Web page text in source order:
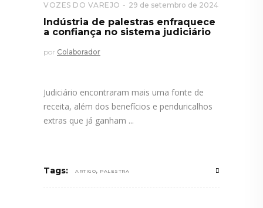
VOZES DO VAREJO 29 de setembro de 2024
Indústria de palestras enfraquece
a confiança no sistema judiciário
por Colaborador
Judiciário encontraram mais uma fonte de
receita, além dos benefícios e penduricalhos
extras que já ganham
Tags: ARTIGO, PALESTRA